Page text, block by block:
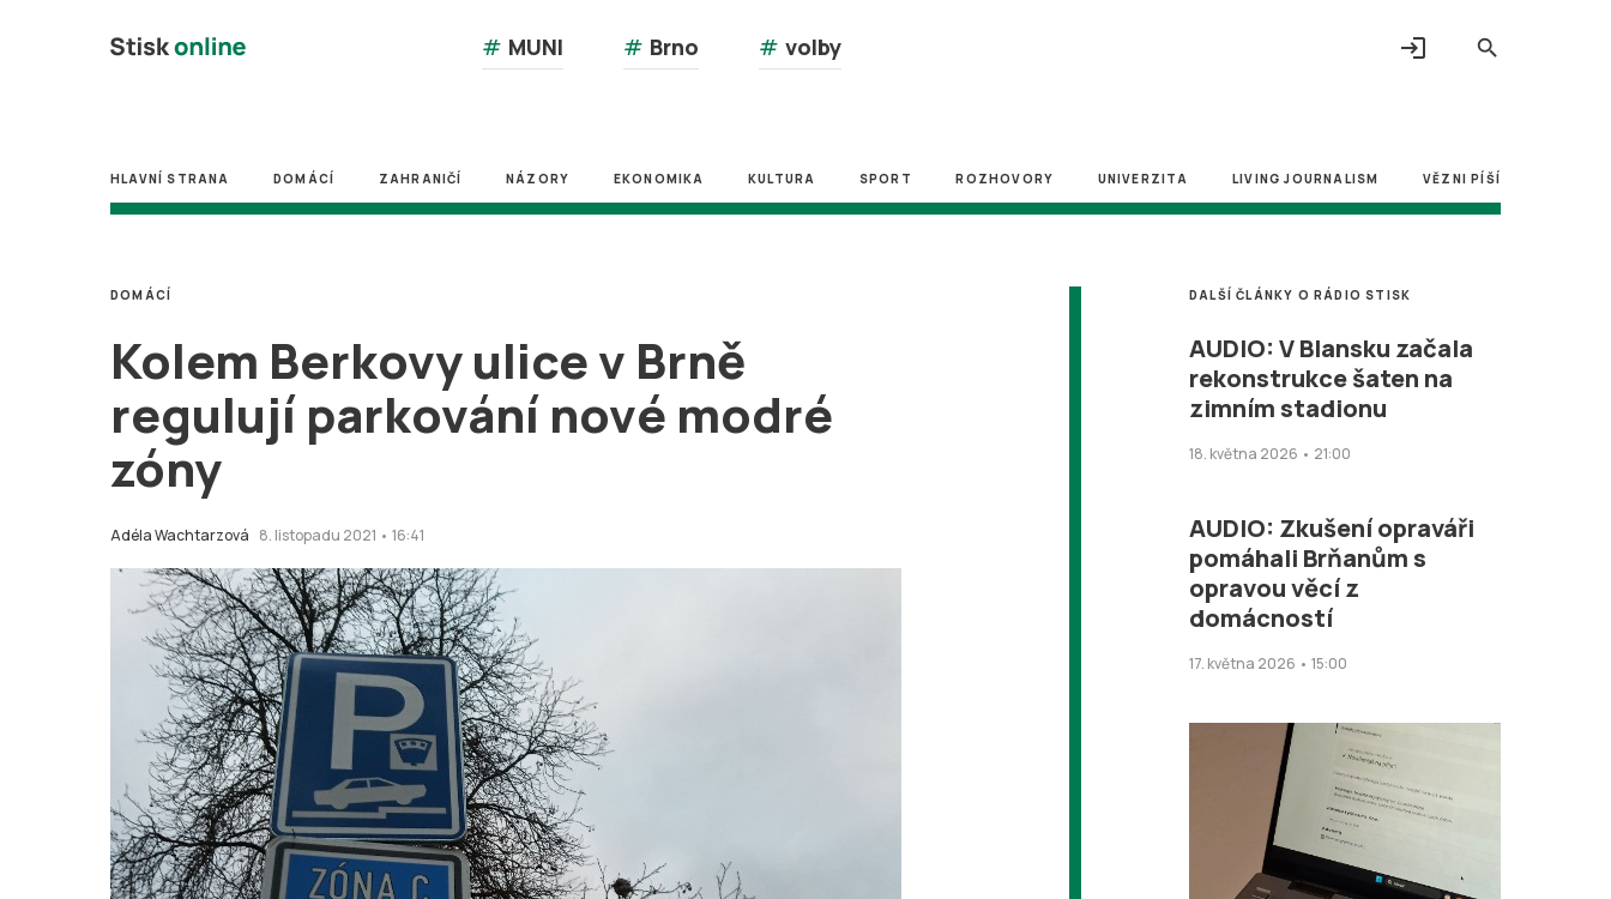
search
# MUNI # Brno # volby login
HLAVNÍ STRANA DOMÁCÍ ZAHRANIČÍ NÁZORY EKONOMIKA KULTURA SPORT ROZHOVORY UNIVERZITA LIVING JOURNALISM VĚZNI PÍŠÍ
Kolem Berkovy ulice v Brně
regulují parkování nové modré
zóny
Adéla Wachtarzová 8. listopadu 2021 • 16:41
DOMÁCÍ DALŠÍ ČLÁNKY O RÁDIO STISK
AUDIO: V Blansku začala
rekonstrukce šaten na
zimním stadionu
18. května 2026 • 21:00
AUDIO: Zkušení opraváři
pomáhali Brňanům s
opravou věcí z
domácností
17. května 2026 • 15:00